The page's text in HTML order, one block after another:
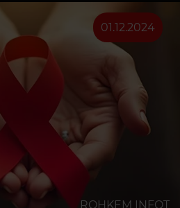
01.12.2024
ROHKEM INFOT